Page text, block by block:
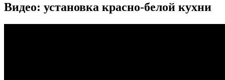
Видео: установка красно-белой кухни